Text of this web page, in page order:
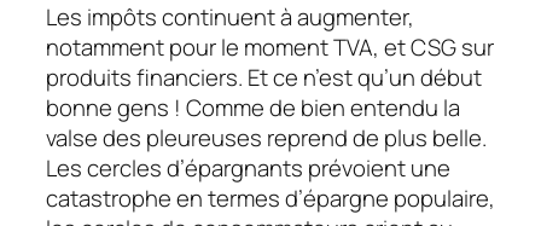
Les impôts continuent à augmenter,
notamment pour le moment TVA, et CSG sur
produits financiers. Et ce n’est qu’un début
bonne gens ! Comme de bien entendu la
valse des pleureuses reprend de plus belle.
Les cercles d’épargnants prévoient une
catastrophe en termes d’épargne populaire,